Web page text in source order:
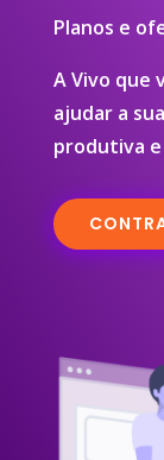
Planos e
A Vivo que
ajudar a
produtiva e